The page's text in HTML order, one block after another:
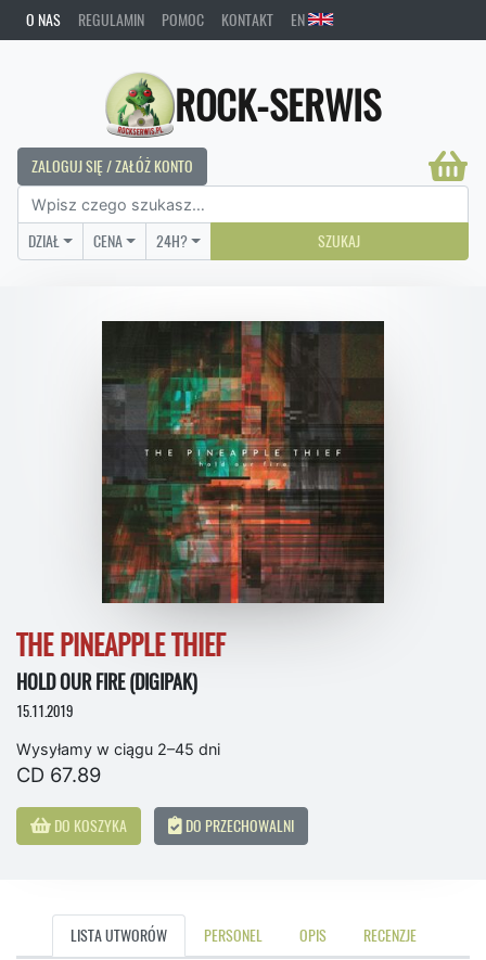
O NAS REGULAMIN POMOC KONTAKT EN
ROCK-SERWIS
ZALOGUJ SIĘ / ZAŁÓŻ KONTO
DZIAŁ CENA 24H? SZUKAJ
THE PINEAPPLE THIEF
HOLD OUR FIRE (DIGIPAK)
15.11.2019
Wysyłamy w ciągu 2–45 dni
CD 67.89
DO KOSZYKA DO PRZECHOWALNI
LISTA UTWORÓW PERSONEL OPIS RECENZJE